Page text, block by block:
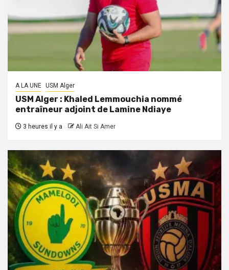
A LA UNE USM Alger
USM Alger : Khaled Lemmouchia nommé
entraîneur adjoint de Lamine Ndiaye
3 heures il y a Ali Ait Si Amer